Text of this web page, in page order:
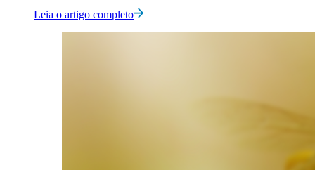
Leia o artigo completo